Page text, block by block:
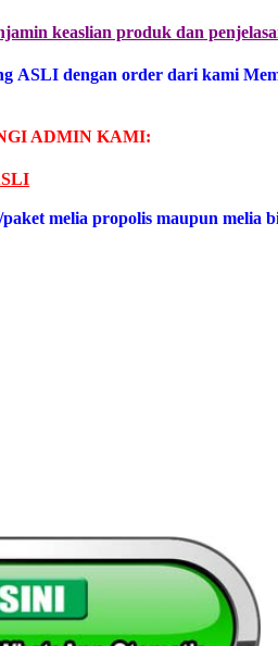
keaslian produk dan
ASLI dengan order dari kami
ADMIN KAMI:
I
melia propolis maupun melia